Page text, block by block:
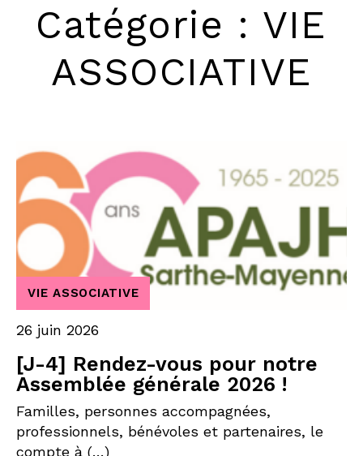
Catégorie : VIE
ASSOCIATIVE
[J-4] Rendez-vous pour notre
Assemblée générale 2026 !
VIE ASSOCIATIVE
26 juin 2026
Familles, personnes accompagnées,
professionnels, bénévoles et partenaires, le
compte à (…)